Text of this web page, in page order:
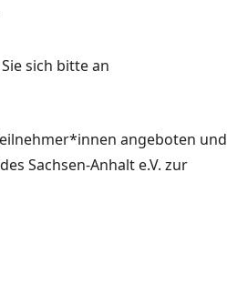
sich bitte an
angeboten und
Sachsen-Anhalt e.V. zur